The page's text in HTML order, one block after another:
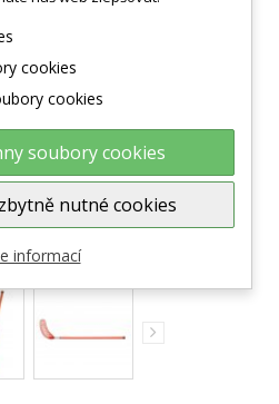
větší
cookies
cookies
soubory cookies
nutné cookies
informací